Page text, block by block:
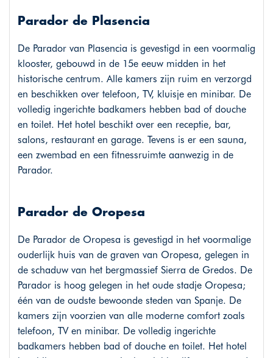
Parador de Plasencia
De Parador van Plasencia is gevestigd in een voormalig
klooster, gebouwd in de 15e eeuw midden in het
historische centrum. Alle kamers zijn ruim en verzorgd
en beschikken over telefoon, TV, kluisje en minibar. De
volledig ingerichte badkamers hebben bad of douche
en toilet. Het hotel beschikt over een receptie, bar,
salons, restaurant en garage. Tevens is er een sauna,
een zwembad en een fitnessruimte aanwezig in de
Parador.
Parador de Oropesa
De Parador de Oropesa is gevestigd in het voormalige
ouderlijk huis van de graven van Oropesa, gelegen in
de schaduw van het bergmassief Sierra de Gredos. De
Parador is hoog gelegen in het oude stadje Oropesa;
één van de oudste bewoonde steden van Spanje. De
kamers zijn voorzien van alle moderne comfort zoals
telefoon, TV en minibar. De volledig ingerichte
badkamers hebben bad of douche en toilet. Het hotel